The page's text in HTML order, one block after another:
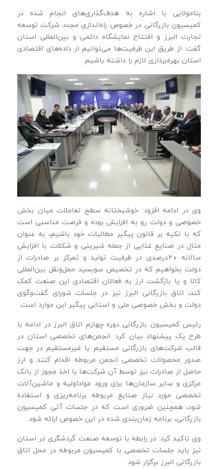
بنامولایی با اشاره به هدف‌گذاری‌های انجام شده در
کمیسیون بازرگانی در خصوص راه‌اندازی مجدد شرکت توسعه
تجارت البرز و افتتاح نمایشگاه دائمی و بین‌المللی استان
گفت: از طریق این ظرفیت‌ها می‌توانیم از داده‌های اقتصادی
استان بهره‌برداری لازم را داشته باشیم.
وی در ادامه افزود: خوشبختانه سطح تعاملات میان بخش
خصوصی و دولت رو به افزایش بوده و فرصت مناسبی است
که با تکیه بر قانون پیگیر مطالبات خود باشیم، به عنوان
مثال در صنایع غذایی از جمله شیرینی و شکلات با افزایش
سالانه ۲۰‌درصدی در ظرفیت تولید و تمرکز بر صادرات از
دولت بخواهیم که در تخصیص سوبسید حمل‌و‌نقل بین‌المللی
کالا و یا بازگشت ارز به فعالان اقتصادی این صنعت کمک
کند، اتاق بازرگانی البرز نیز در جلسات شورای گفت‌وگوی
دولت و بخش خصوصی ملی و استانی پیگیر این موارد است.
رئیس کمیسیون بازرگانی دوره چهارم اتاق البرز در ادامه با
طرح یک پیشنهاد بیان کرد: انجمن‌های تخصصی استان در
قالب شرکت‌های بازرگانی مستقیم یا غیرمستقیم در جهت
صدور محصولات تخصصی انجمن مربوطه اقدام کنند و ارز
حاصل از صادرات نیز توسط آن شرکت‌ها با اخذ مجوز از بانک
مرکزی و سایر سازمان‌ها برای ورود مواداولیه و ماشین‌آلات
تخصصی مورد نیاز صنایع مربوطه برنامه‌ریزی و استفاده
شود، همچنین ضروری است که در جلسات آتی کمیسیون
بازرگانی، برنامه زمان‌بندی شده در این خصوص ارائه شود.
وی تاکید کرد: در رابطه با توسعه صنعت گردشگری در استان
نیز باید جلسات تخصصی با کمیسیون مربوطه در محل اتاق
بازرگانی البرز برگزار شود.